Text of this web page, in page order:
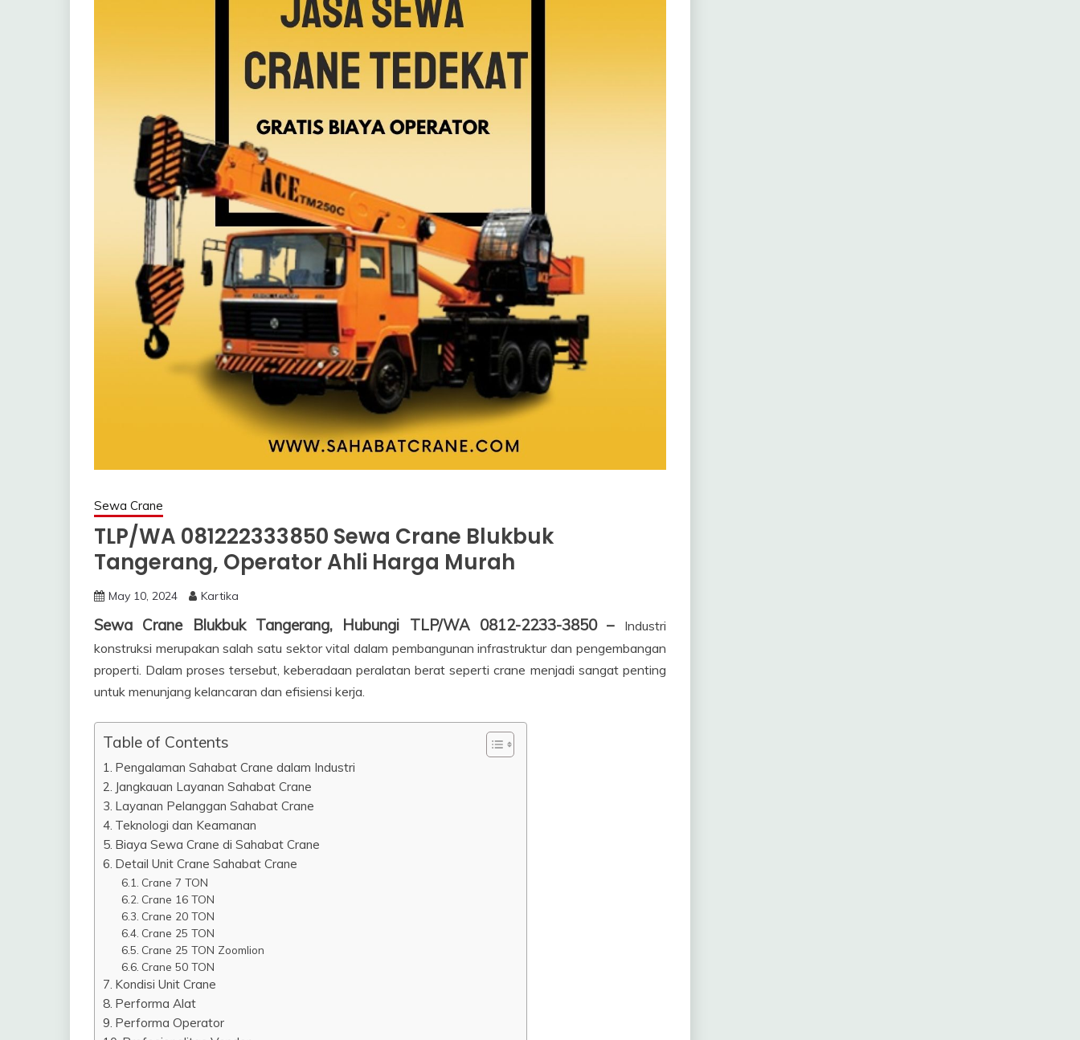
Sewa Crane
TLP/WA 081222333850 Sewa Crane Blukbuk
Tangerang, Operator Ahli Harga Murah
May 10, 2024 Kartika
Sewa Crane Blukbuk Tangerang, Hubungi TLP/WA 0812-2233-3850 –
Industri
konstruksi merupakan salah satu sektor vital dalam pembangunan infrastruktur dan pengembangan
properti. Dalam proses tersebut, keberadaan peralatan berat seperti crane menjadi sangat penting
untuk menunjang kelancaran dan efisiensi kerja.
Table of Contents
Pengalaman Sahabat Crane dalam Industri
Jangkauan Layanan Sahabat Crane
Layanan Pelanggan Sahabat Crane
Teknologi dan Keamanan
Biaya Sewa Crane di Sahabat Crane
Detail Unit Crane Sahabat Crane
Crane 7 TON
Crane 16 TON
Crane 20 TON
Crane 25 TON
Crane 25 TON Zoomlion
Crane 50 TON
Kondisi Unit Crane
Performa Alat
Performa Operator